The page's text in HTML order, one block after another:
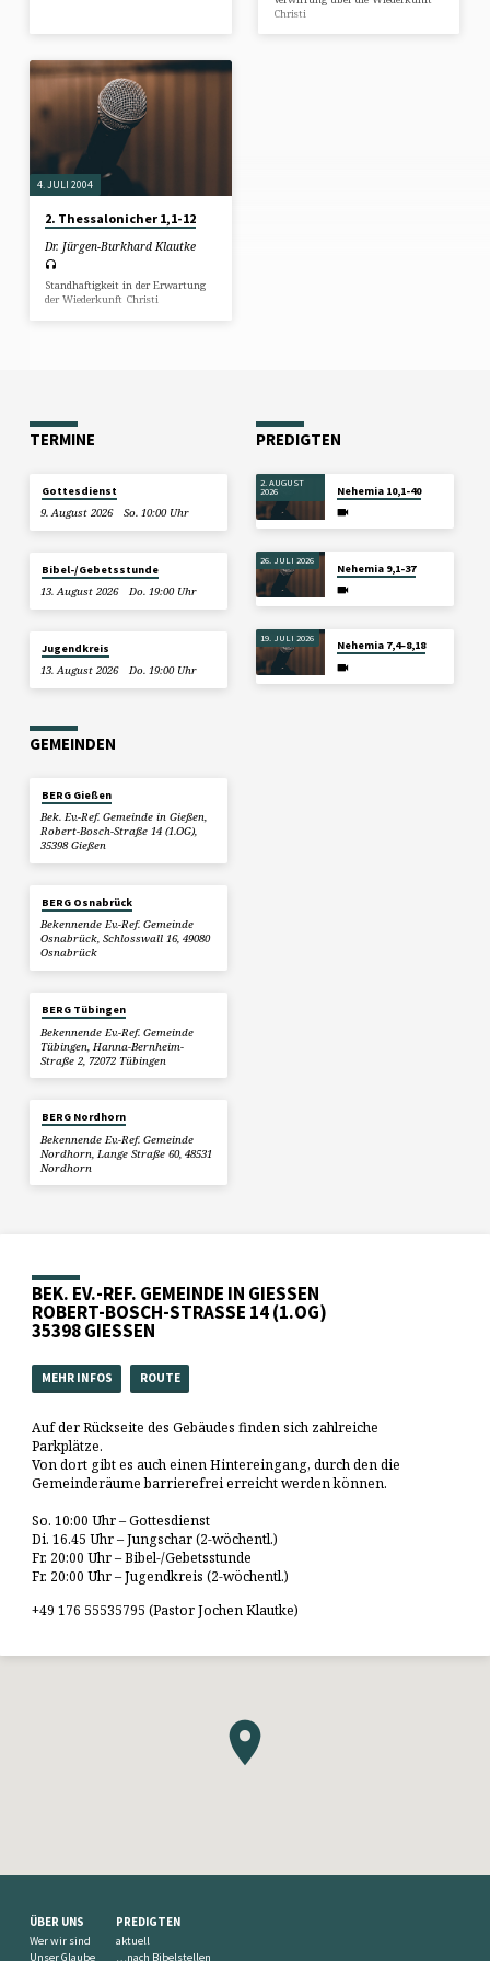
Christi
4. JULI 2004
2. Thessalonicher 1,1-12
Dr. Jürgen-Burkhard Klautke
Standhaftigkeit in der Erwartung
der Wiederkunft Christi
TERMINE
Gottesdienst
9. August 2026
So. 10:00 Uhr
Bibel-/Gebetsstunde
13. August 2026
Do. 19:00 Uhr
Jugendkreis
13. August 2026
Do. 19:00 Uhr
PREDIGTEN
2. AUGUST
2026 Nehemia 10,1-40
26. JULI 2026
Nehemia 9,1-37
19. JULI 2026
Nehemia 7,4–8,18
GEMEINDEN
BERG Gießen
Bek. Ev.-Ref. Gemeinde in Gießen,
Robert-Bosch-Straße 14 (1.OG),
35398 Gießen
BERG Osnabrück
Bekennende Ev.-Ref. Gemeinde
Osnabrück, Schlosswall 16, 49080
Osnabrück
BERG Tübingen
Bekennende Ev.-Ref. Gemeinde
Tübingen, Hanna-Bernheim-
Straße 2, 72072 Tübingen
BERG Nordhorn
Bekennende Ev.-Ref. Gemeinde
Nordhorn, Lange Straße 60, 48531
Nordhorn
BEK. EV.-REF. GEMEINDE IN GIESSEN
ROBERT-BOSCH-STRASSE 14 (1.OG)
35398 GIESSEN
MEHR INFOS ROUTE
Auf der Rückseite des Gebäudes finden sich zahlreiche
Parkplätze.
Von dort gibt es auch einen Hintereingang, durch den die
Gemeinderäume barrierefrei erreicht werden können.
So. 10:00 Uhr – Gottesdienst
Di. 16.45 Uhr – Jungschar (2-wöchentl.)
Fr. 20:00 Uhr – Bibel-/Gebetsstunde
Fr. 20:00 Uhr – Jugendkreis (2-wöchentl.)
+49 176 55535795 (Pastor Jochen Klautke)
ÜBER UNS
Wer wir sind
Unser Glaube
PREDIGTEN
aktuell
…nach Bibelstellen